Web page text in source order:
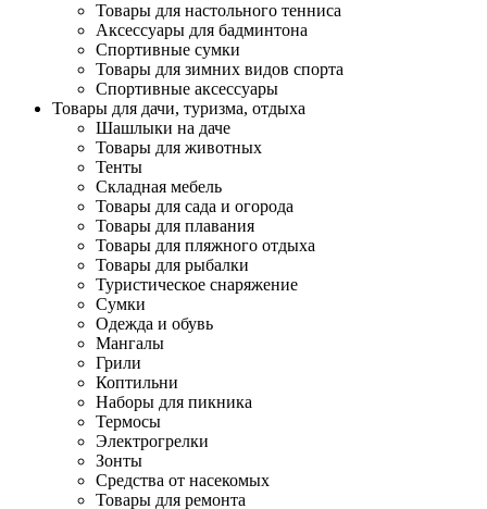
Товары для настольного тенниса
Аксессуары для бадминтона
Спортивные сумки
Товары для зимних видов спорта
Спортивные аксессуары
Товары для дачи, туризма, отдыха
Шашлыки на даче
Товары для животных
Тенты
Складная мебель
Товары для сада и огорода
Товары для плавания
Товары для пляжного отдыха
Товары для рыбалки
Туристическое снаряжение
Сумки
Одежда и обувь
Мангалы
Грили
Коптильни
Наборы для пикника
Термосы
Электрогрелки
Зонты
Средства от насекомых
Товары для ремонта